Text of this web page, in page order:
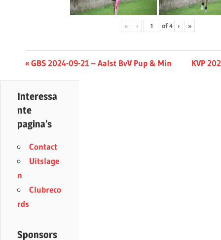
« ‹ of4 › »
Berichtnavigatie
Previous
GBS 2024-09-21 – Aalst BvV Pup & Min
Next
KVP
Interessa
nte
pagina’s
Contact
Uitslage
n
Clubreco
rds
Sponsors